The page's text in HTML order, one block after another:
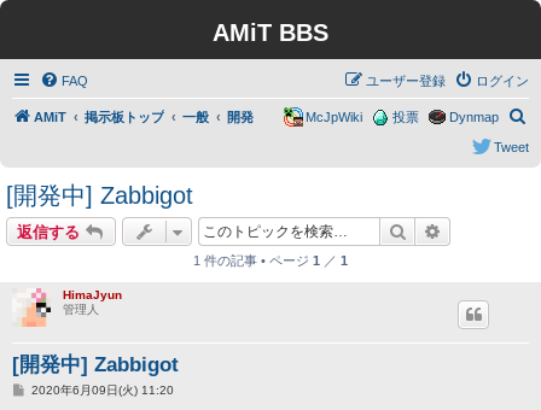
AMiT BBS
FAQ ログイン
ユーザー登録
AMiT 掲示板トップ 一般 開発
索
Dynmap
投票
McJpWiki
Tweet
[開発中] Zabbigot
返信する 検索
1 件の記事 • ページ 1 ／ 1
HimaJyun
管理人
[開発中] Zabbigot
投
2020年6月09日(火) 11:20